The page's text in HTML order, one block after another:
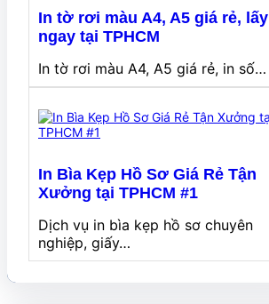
In tờ rơi màu A4, A5 giá rẻ, lấy
ngay tại TPHCM
In tờ rơi màu A4, A5 giá rẻ, in số…
In Bìa Kẹp Hồ Sơ Giá Rẻ Tận
Xưởng tại TPHCM #1
Dịch vụ in bìa kẹp hồ sơ chuyên
nghiệp, giấy…